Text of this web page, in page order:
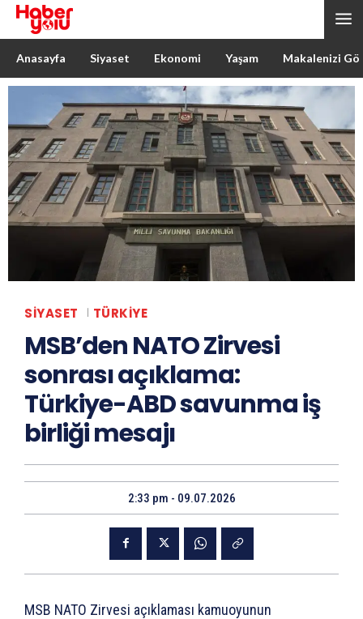
Anasayfa Siyaset Ekonomi Yaşam Makalenizi
SIYASET TÜRKIYE
MSB’den NATO Zirvesi
sonrası açıklama:
Türkiye-ABD savunma iş
birliği mesajı
2:33 pm - 09.07.2026
MSB NATO Zirvesi açıklaması kamuoyunun